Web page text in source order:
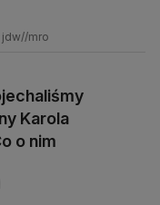
jdw//mro
Karola
o nim